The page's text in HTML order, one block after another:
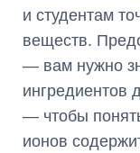
и студентам
веществ.
— вам нужно
ингредиентов
— чтобы
ионов